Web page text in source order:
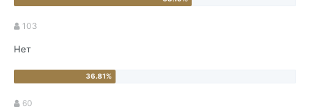
103
Нет
60